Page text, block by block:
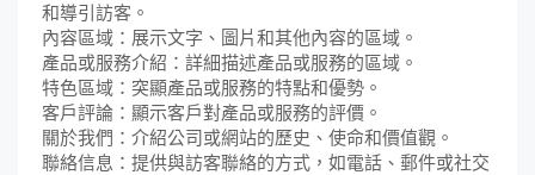
和導引訪客。
內容區域：展示文字、圖片和其他內容的區域。
產品或服務介紹：詳細描述產品或服務的區域。
特色區域：突顯產品或服務的特點和優勢。
客戶評論：顯示客戶對產品或服務的評價。
關於我們：介紹公司或網站的歷史、使命和價值觀。
聯絡信息：提供與訪客聯絡的方式，如電話、郵件或社交